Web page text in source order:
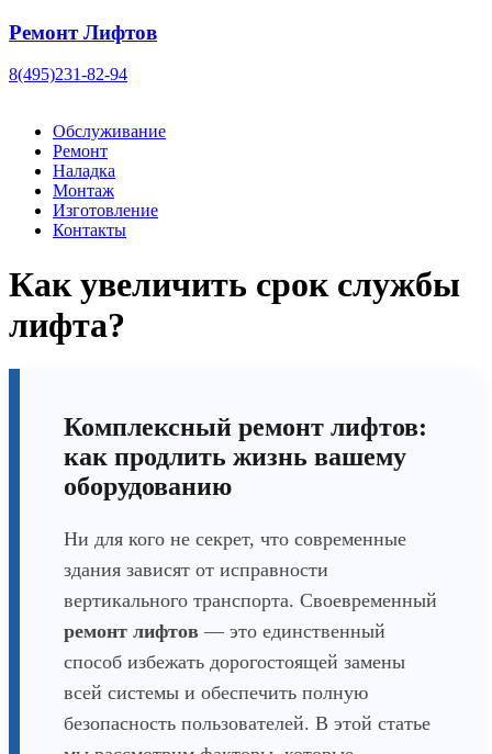
Ремонт Лифтов
8(495)231-82-94
Обслуживание
Ремонт
Наладка
Монтаж
Изготовление
Контакты
Как увеличить срок службы
лифта?
Комплексный ремонт лифтов:
как продлить жизнь вашему
оборудованию
Ни для кого не секрет, что современные
здания зависят от исправности
вертикального транспорта. Своевременный
ремонт лифтов — это единственный
способ избежать дорогостоящей замены
всей системы и обеспечить полную
безопасность пользователей. В этой статье